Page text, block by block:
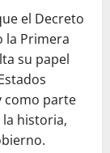
el Decreto
la Primera
su papel
como parte
historia,